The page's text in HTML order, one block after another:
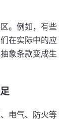
。例如，有些
在实际中的应
象条款变成生
电气、防火等